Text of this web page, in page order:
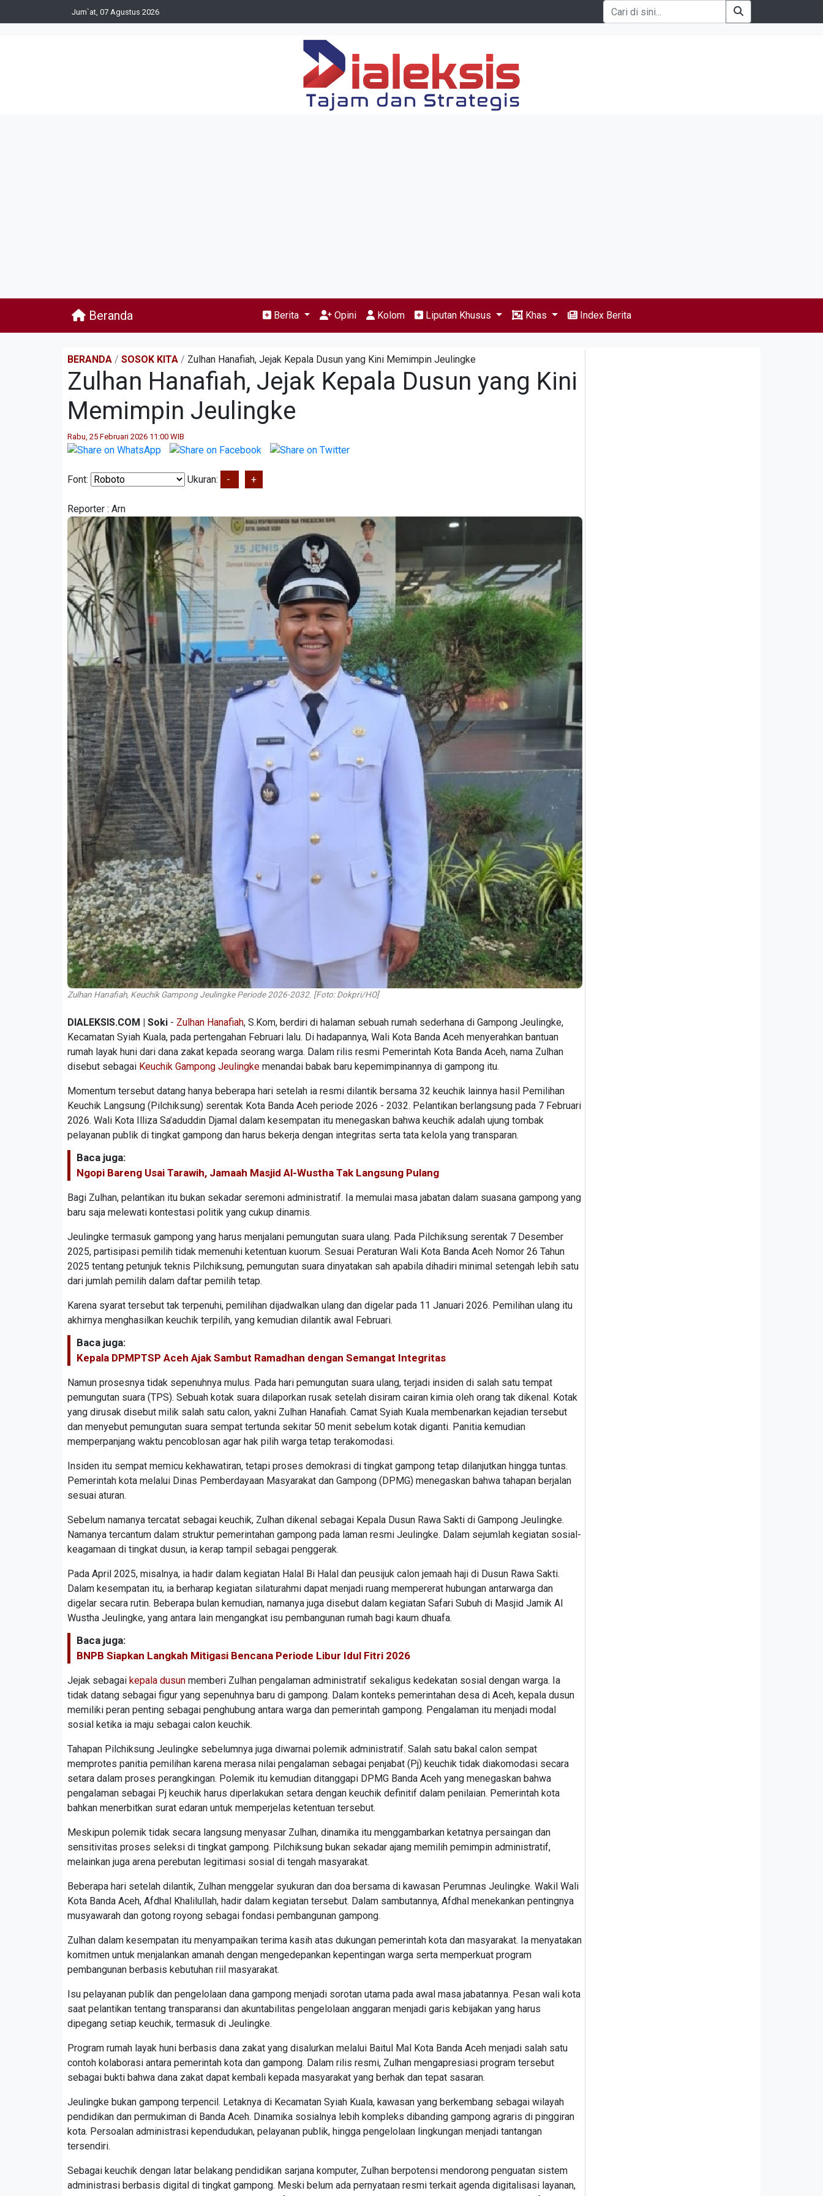
Jum`at, 07 Agustus 2026
Beranda Berita Opini Kolom Liputan Khusus Khas Index Berita
BERANDA / SOSOK KITA / Zulhan Hanafiah, Jejak Kepala Dusun yang Kini Memimpin Jeulingke
Zulhan Hanafiah, Jejak Kepala Dusun yang Kini
Memimpin Jeulingke
Rabu, 25 Februari 2026 11:00 WIB
Font: Ukuran: - +
Reporter : Arn
Zulhan Hanafiah, Keuchik Gampong Jeulingke Periode 2026-2032. [Foto: Dokpri/HO]
DIALEKSIS.COM | Soki - Zulhan Hanafiah, S.Kom, berdiri di halaman sebuah rumah sederhana di Gampong Jeulingke,
Kecamatan Syiah Kuala, pada pertengahan Februari lalu. Di hadapannya, Wali Kota Banda Aceh menyerahkan bantuan
rumah layak huni dari dana zakat kepada seorang warga. Dalam rilis resmi Pemerintah Kota Banda Aceh, nama Zulhan
disebut sebagai Keuchik Gampong Jeulingke menandai babak baru kepemimpinannya di gampong itu.
Momentum tersebut datang hanya beberapa hari setelah ia resmi dilantik bersama 32 keuchik lainnya hasil Pemilihan
Keuchik Langsung (Pilchiksung) serentak Kota Banda Aceh periode 2026 - 2032. Pelantikan berlangsung pada 7 Februari
2026. Wali Kota Illiza Sa’aduddin Djamal dalam kesempatan itu menegaskan bahwa keuchik adalah ujung tombak
pelayanan publik di tingkat gampong dan harus bekerja dengan integritas serta tata kelola yang transparan.
Baca juga:
Ngopi Bareng Usai Tarawih, Jamaah Masjid Al-Wustha Tak Langsung Pulang
Bagi Zulhan, pelantikan itu bukan sekadar seremoni administratif. Ia memulai masa jabatan dalam suasana gampong yang
baru saja melewati kontestasi politik yang cukup dinamis.
Jeulingke termasuk gampong yang harus menjalani pemungutan suara ulang. Pada Pilchiksung serentak 7 Desember
2025, partisipasi pemilih tidak memenuhi ketentuan kuorum. Sesuai Peraturan Wali Kota Banda Aceh Nomor 26 Tahun
2025 tentang petunjuk teknis Pilchiksung, pemungutan suara dinyatakan sah apabila dihadiri minimal setengah lebih satu
dari jumlah pemilih dalam daftar pemilih tetap.
Karena syarat tersebut tak terpenuhi, pemilihan dijadwalkan ulang dan digelar pada 11 Januari 2026. Pemilihan ulang itu
akhirnya menghasilkan keuchik terpilih, yang kemudian dilantik awal Februari.
Baca juga:
Kepala DPMPTSP Aceh Ajak Sambut Ramadhan dengan Semangat Integritas
Namun prosesnya tidak sepenuhnya mulus. Pada hari pemungutan suara ulang, terjadi insiden di salah satu tempat
pemungutan suara (TPS). Sebuah kotak suara dilaporkan rusak setelah disiram cairan kimia oleh orang tak dikenal. Kotak
yang dirusak disebut milik salah satu calon, yakni Zulhan Hanafiah. Camat Syiah Kuala membenarkan kejadian tersebut
dan menyebut pemungutan suara sempat tertunda sekitar 50 menit sebelum kotak diganti. Panitia kemudian
memperpanjang waktu pencoblosan agar hak pilih warga tetap terakomodasi.
Insiden itu sempat memicu kekhawatiran, tetapi proses demokrasi di tingkat gampong tetap dilanjutkan hingga tuntas.
Pemerintah kota melalui Dinas Pemberdayaan Masyarakat dan Gampong (DPMG) menegaskan bahwa tahapan berjalan
sesuai aturan.
Sebelum namanya tercatat sebagai keuchik, Zulhan dikenal sebagai Kepala Dusun Rawa Sakti di Gampong Jeulingke.
Namanya tercantum dalam struktur pemerintahan gampong pada laman resmi Jeulingke. Dalam sejumlah kegiatan sosial-
keagamaan di tingkat dusun, ia kerap tampil sebagai penggerak.
Pada April 2025, misalnya, ia hadir dalam kegiatan Halal Bi Halal dan peusijuk calon jemaah haji di Dusun Rawa Sakti.
Dalam kesempatan itu, ia berharap kegiatan silaturahmi dapat menjadi ruang mempererat hubungan antarwarga dan
digelar secara rutin. Beberapa bulan kemudian, namanya juga disebut dalam kegiatan Safari Subuh di Masjid Jamik Al
Wustha Jeulingke, yang antara lain mengangkat isu pembangunan rumah bagi kaum dhuafa.
Baca juga:
BNPB Siapkan Langkah Mitigasi Bencana Periode Libur Idul Fitri 2026
Jejak sebagai kepala dusun memberi Zulhan pengalaman administratif sekaligus kedekatan sosial dengan warga. Ia
tidak datang sebagai figur yang sepenuhnya baru di gampong. Dalam konteks pemerintahan desa di Aceh, kepala dusun
memiliki peran penting sebagai penghubung antara warga dan pemerintah gampong. Pengalaman itu menjadi modal
sosial ketika ia maju sebagai calon keuchik.
Tahapan Pilchiksung Jeulingke sebelumnya juga diwarnai polemik administratif. Salah satu bakal calon sempat
memprotes panitia pemilihan karena merasa nilai pengalaman sebagai penjabat (Pj) keuchik tidak diakomodasi secara
setara dalam proses perangkingan. Polemik itu kemudian ditanggapi DPMG Banda Aceh yang menegaskan bahwa
pengalaman sebagai Pj keuchik harus diperlakukan setara dengan keuchik definitif dalam penilaian. Pemerintah kota
bahkan menerbitkan surat edaran untuk memperjelas ketentuan tersebut.
Meskipun polemik tidak secara langsung menyasar Zulhan, dinamika itu menggambarkan ketatnya persaingan dan
sensitivitas proses seleksi di tingkat gampong. Pilchiksung bukan sekadar ajang memilih pemimpin administratif,
melainkan juga arena perebutan legitimasi sosial di tengah masyarakat.
Beberapa hari setelah dilantik, Zulhan menggelar syukuran dan doa bersama di kawasan Perumnas Jeulingke. Wakil Wali
Kota Banda Aceh, Afdhal Khalilullah, hadir dalam kegiatan tersebut. Dalam sambutannya, Afdhal menekankan pentingnya
musyawarah dan gotong royong sebagai fondasi pembangunan gampong.
Zulhan dalam kesempatan itu menyampaikan terima kasih atas dukungan pemerintah kota dan masyarakat. Ia menyatakan
komitmen untuk menjalankan amanah dengan mengedepankan kepentingan warga serta memperkuat program
pembangunan berbasis kebutuhan riil masyarakat.
Isu pelayanan publik dan pengelolaan dana gampong menjadi sorotan utama pada awal masa jabatannya. Pesan wali kota
saat pelantikan tentang transparansi dan akuntabilitas pengelolaan anggaran menjadi garis kebijakan yang harus
dipegang setiap keuchik, termasuk di Jeulingke.
Program rumah layak huni berbasis dana zakat yang disalurkan melalui Baitul Mal Kota Banda Aceh menjadi salah satu
contoh kolaborasi antara pemerintah kota dan gampong. Dalam rilis resmi, Zulhan mengapresiasi program tersebut
sebagai bukti bahwa dana zakat dapat kembali kepada masyarakat yang berhak dan tepat sasaran.
Jeulingke bukan gampong terpencil. Letaknya di Kecamatan Syiah Kuala, kawasan yang berkembang sebagai wilayah
pendidikan dan permukiman di Banda Aceh. Dinamika sosialnya lebih kompleks dibanding gampong agraris di pinggiran
kota. Persoalan administrasi kependudukan, pelayanan publik, hingga pengelolaan lingkungan menjadi tantangan
tersendiri.
Sebagai keuchik dengan latar belakang pendidikan sarjana komputer, Zulhan berpotensi mendorong penguatan sistem
administrasi berbasis digital di tingkat gampong. Meski belum ada pernyataan resmi terkait agenda digitalisasi layanan,